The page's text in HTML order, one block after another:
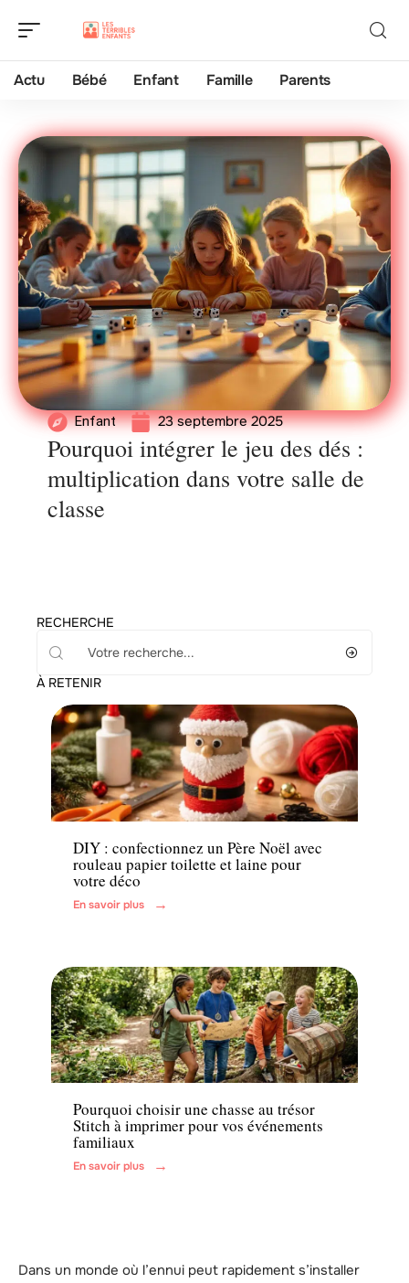
Actu Bébé Enfant Famille Parents
Enfant 23 septembre 2025
Pourquoi intégrer le jeu des dés :
multiplication dans votre salle de
classe
RECHERCHE
À RETENIR
Famille
DIY : confectionnez un Père Noël avec
rouleau papier toilette et laine pour
votre déco
En savoir plus
Famille
Pourquoi choisir une chasse au trésor
Stitch à imprimer pour vos événements
familiaux
En savoir plus
Dans un monde où l’ennui peut rapidement s’installer